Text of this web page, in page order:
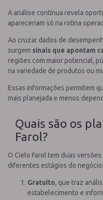
A análise contínua revela
apareceriam só na rotina
Ao cruzar dados de
surgem sinais que apontam
regiões com maior potencial,
na variedade de produtos ou
Essas informações permitem
mais planejada e menos
Quais são os
Farol?
O Cielo Farol tem duas
diferentes estágios do negócio:
Gratuito, que traz
estabelecimento e